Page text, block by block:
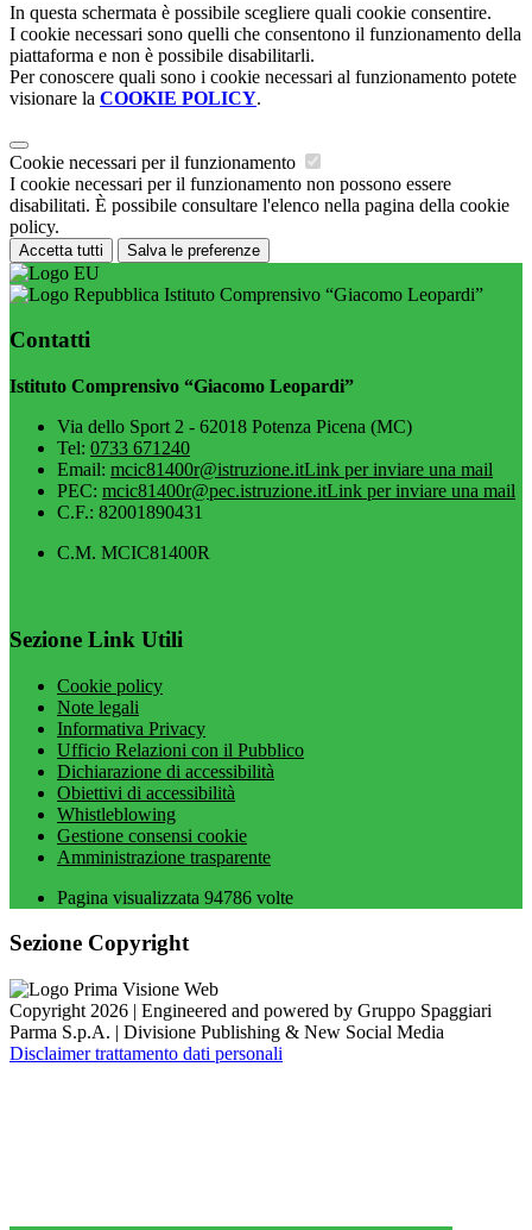
In questa schermata è possibile scegliere quali cookie consentire.
I cookie necessari sono quelli che consentono il funzionamento della
piattaforma e non è possibile disabilitarli.
Per conoscere quali sono i cookie necessari al funzionamento potete
visionare la COOKIE POLICY.
Cookie necessari per il funzionamento
I cookie necessari per il funzionamento non possono essere
disabilitati. È possibile consultare l'elenco nella pagina della cookie
policy.
Accetta tutti Salva le preferenze
Istituto Comprensivo “Giacomo Leopardi”
Contatti
Istituto Comprensivo “Giacomo Leopardi”
Via dello Sport 2 - 62018 Potenza Picena (MC)
Tel: 0733 671240
Email: mcic81400r@istruzione.itLink per inviare una mail
PEC: mcic81400r@pec.istruzione.itLink per inviare una mail
C.F.: 82001890431
C.M. MCIC81400R
Sezione Link Utili
Cookie policy
Note legali
Informativa Privacy
Ufficio Relazioni con il Pubblico
Dichiarazione di accessibilità
Obiettivi di accessibilità
Whistleblowing
Gestione consensi cookie
Amministrazione trasparente
Pagina visualizzata 94786 volte
Sezione Copyright
Copyright 2026 | Engineered and powered by Gruppo Spaggiari
Parma S.p.A. | Divisione Publishing & New Social Media
Disclaimer trattamento dati personali